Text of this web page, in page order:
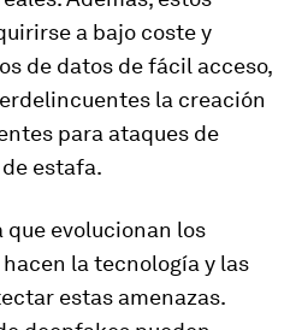
a bajo coste y
de datos de fácil acceso,
la creación
para ataques de
estafa.
que evolucionan los
la tecnología y las
estas amenazas.